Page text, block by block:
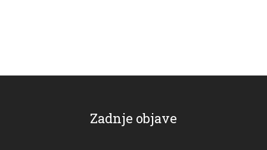
Zadnje objave